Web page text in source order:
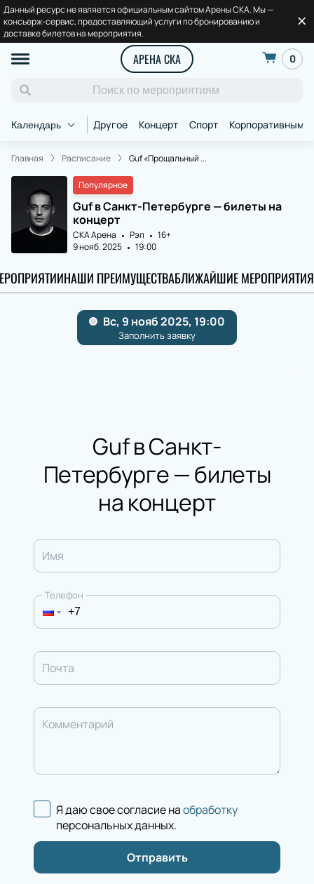
Данный ресурс не является официальным сайтом Арены СКА. Мы —
консьерж-сервис, предоставляющий услуги по бронированию и
доставке билетов на мероприятия.
АРЕНА СКА 0
Календарь Другое Концерт Спорт Корпоративным
Главная Расписание Guf «Прощальный ...
Популярное
Guf в Санкт-Петербурге — билеты на
концерт
СКА Арена Рэп
16+
9 нояб. 2025
19:00
НАШИ ПРЕИМУЩЕСТВАБЛИЖАЙШИЕ МЕРОПРИЯТИЯ
Guf в Санкт-
Петербурге — билеты
на концерт
Имя
Телефон
Почта
Комментарий
Я даю свое согласие наобработку
персональных данных.
Отправить